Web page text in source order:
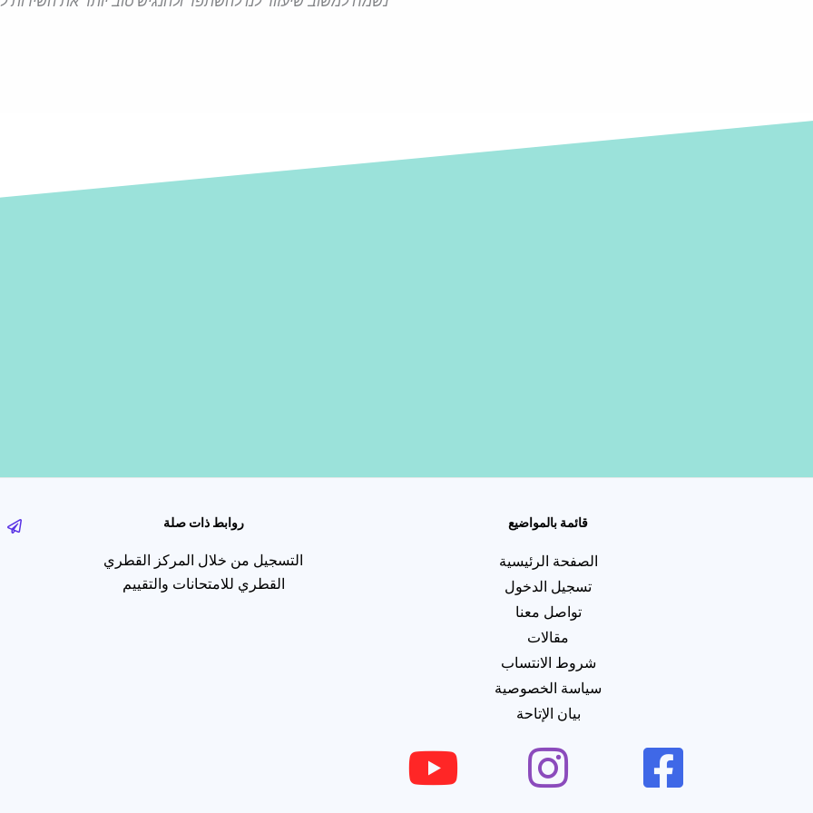
قائمة بالمواضيع
الصفحة الرئيسية
تسجيل الدخول
تواصل معنا
مقالات
شروط الانتساب
سياسة الخصوصية
بيان الإتاحة
روابط ذات صلة
التسجيل من خلال المركز القطري
القطري للامتحانات والتقييم